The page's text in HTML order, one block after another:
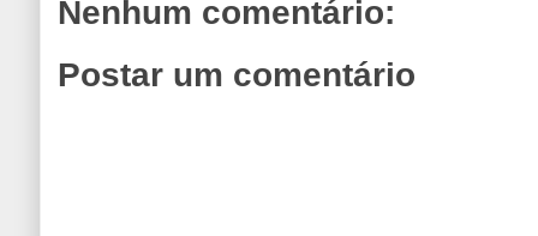
Nenhum comentário:
Postar um comentário